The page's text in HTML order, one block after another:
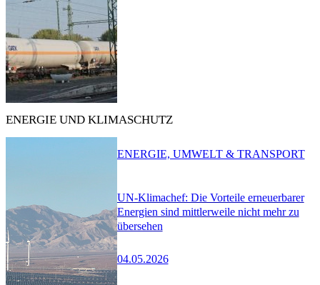
ENERGIE UND KLIMASCHUTZ
UN-Klimachef: Die Vorteile erneuerbarer
Energien sind mittlerweile nicht mehr zu
übersehen
04.05.2026
ENERGIE, UMWELT & TRANSPORT